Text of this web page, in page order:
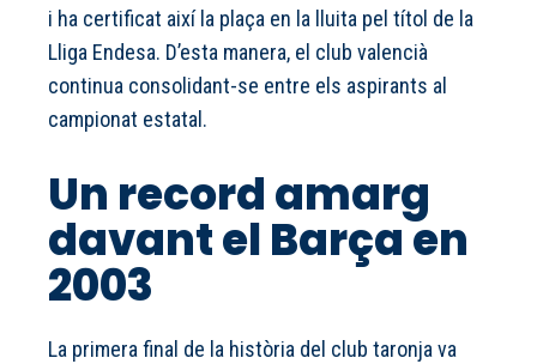
i ha certificat així la plaça en la lluita pel títol de la
Lliga Endesa. D’esta manera, el club valencià
continua consolidant-se entre els aspirants al
campionat estatal.
Un record amarg
davant el Barça en
2003
La primera final de la història del club taronja va